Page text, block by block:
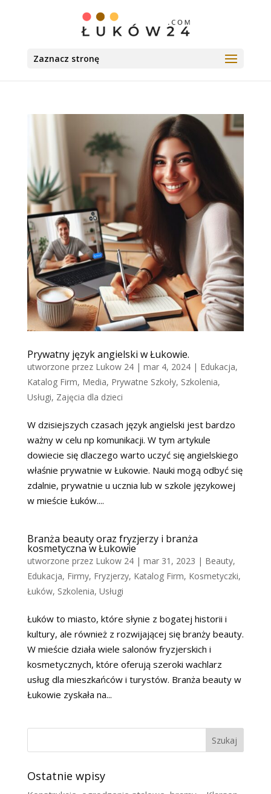
Zaznacz stronę
Prywatny język angielski w Łukowie.
utworzone przez Lukow 24| mar 4, 2024| Edukacja,
Katalog Firm, Media, Prywatne Szkoły, Szkolenia,
Usługi, Zajęcia dla dzieci
W dzisiejszych czasach język angielski jest bardzo
ważny w celu np komunikacji. W tym artykule
dowiecie się dlaczego warto uczyć się angielskiego
właśnie prywatnie w Łukowie. Nauki mogą odbyć się
zdalnie, prywatnie u ucznia lub w szkole językowej
w mieście Łuków....
Branża beauty oraz fryzjerzy i branża
kosmetyczna w Łukowie
utworzone przez Lukow 24| mar 31, 2023 | Beauty,
Edukacja, Firmy, Fryzjerzy, Katalog Firm, Kosmetyczki,
Łuków, Szkolenia, Usługi
Łuków to miasto, które słynie z bogatej historii i
kultury, ale również z rozwijającej się branży beauty.
W mieście działa wiele salonów fryzjerskich i
kosmetycznych, które oferują szeroki wachlarz
usług dla mieszkańców i turystów. Branża beauty w
Łukowie zyskała na...
Szukaj
Ostatnie wpisy